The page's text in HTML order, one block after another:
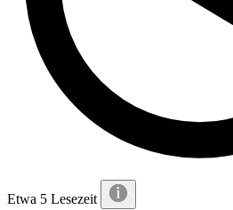
Etwa 5 Lesezeit